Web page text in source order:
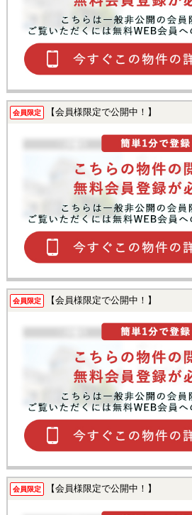
会員限定 【会員様限定で公開中！】
会員限定 【会員様限定で公開中！】
会員限定 【会員様限定で公開中！】